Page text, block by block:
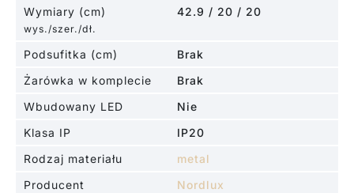
Wymiary (cm)
wys./szer./dł.
42.9 / 20 / 20
Podsufitka (cm)
Brak
Żarówka w komplecie
Brak
Wbudowany LED
Nie
Klasa IP
IP20
Rodzaj materiału
metal
Producent
Nordlux